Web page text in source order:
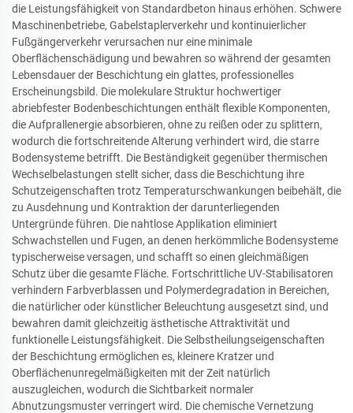
die Leistungsfähigkeit von Standardbeton hinaus erhöhen. Schwere
Maschinenbetriebe, Gabelstaplerverkehr und kontinuierlicher
Fußgängerverkehr verursachen nur eine minimale
Oberflächenschädigung und bewahren so während der gesamten
Lebensdauer der Beschichtung ein glattes, professionelles
Erscheinungsbild. Die molekulare Struktur hochwertiger
abriebfester Bodenbeschichtungen enthält flexible Komponenten,
die Aufprallenergie absorbieren, ohne zu reißen oder zu splittern,
wodurch die fortschreitende Alterung verhindert wird, die starre
Bodensysteme betrifft. Die Beständigkeit gegenüber thermischen
Wechselbelastungen stellt sicher, dass die Beschichtung ihre
Schutzeigenschaften trotz Temperaturschwankungen beibehält, die
zu Ausdehnung und Kontraktion der darunterliegenden
Untergründe führen. Die nahtlose Applikation eliminiert
Schwachstellen und Fugen, an denen herkömmliche Bodensysteme
typischerweise versagen, und schafft so einen gleichmäßigen
Schutz über die gesamte Fläche. Fortschrittliche UV-Stabilisatoren
verhindern Farbverblassen und Polymerdegradation in Bereichen,
die natürlicher oder künstlicher Beleuchtung ausgesetzt sind, und
bewahren damit gleichzeitig ästhetische Attraktivität und
funktionelle Leistungsfähigkeit. Die Selbstheilungseigenschaften
der Beschichtung ermöglichen es, kleinere Kratzer und
Oberflächenunregelmäßigkeiten mit der Zeit natürlich
auszugleichen, wodurch die Sichtbarkeit normaler
Abnutzungsmuster verringert wird. Die chemische Vernetzung